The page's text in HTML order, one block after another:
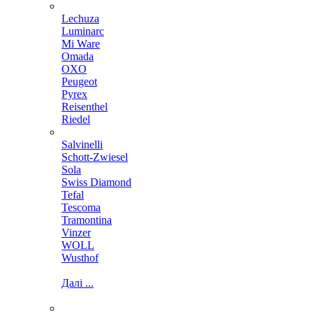
Lechuza
Luminarc
Mi Ware
Omada
OXO
Peugeot
Pyrex
Reisenthel
Riedel
Salvinelli
Schott-Zwiesel
Sola
Swiss Diamond
Tefal
Tescoma
Tramontina
Vinzer
WOLL
Wusthof
Далі ...